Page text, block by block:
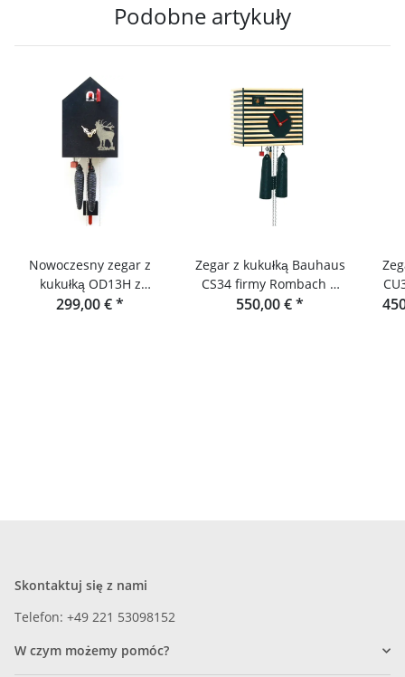
Podobne artykuły
Nowoczesny zegar z
kukułką OD13H z
motywem jelenia firmy
299,00 €*
Zegar z kukułką Bauhaus
CS34 firmy Rombach &
Haas
550,00 €*
CU34H z
Skontaktuj się z nami
Telefon: +49 221 53098152
W czym możemy pomóc?